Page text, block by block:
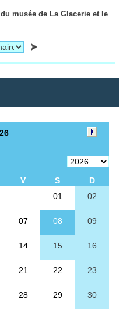
musée de La Glacerie et le